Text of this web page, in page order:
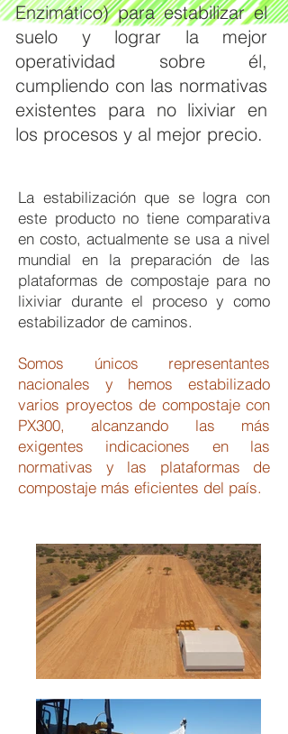
Enzimático) para estabilizar el
suelo y lograr la mejor
operatividad sobre él,
cumpliendo con las normativas
existentes para no lixiviar en
los procesos y al mejor precio.
La estabilización que se logra con
este producto no tiene comparativa
en costo, actualmente se usa a nivel
mundial en la preparación de las
plataformas de compostaje para no
lixiviar durante el proceso y como
estabilizador de caminos.
Somos únicos representantes
nacionales y hemos estabilizado
varios proyectos de compostaje con
PX300, alcanzando las más
exigentes indicaciones en las
normativas y las plataformas de
compostaje más eficientes del país.